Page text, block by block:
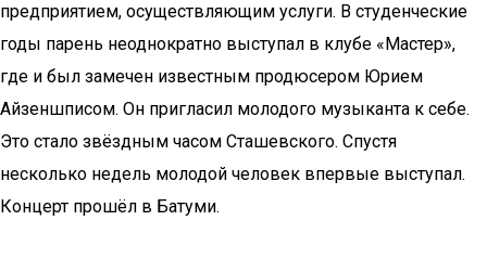
предприятием, осуществляющим услуги. В студенческие
годы парень неоднократно выступал в клубе «Мастер»,
где и был замечен известным продюсером Юрием
Айзеншписом. Он пригласил молодого музыканта к себе.
Это стало звёздным часом Сташевского. Спустя
несколько недель молодой человек впервые выступал.
Концерт прошёл в Батуми.